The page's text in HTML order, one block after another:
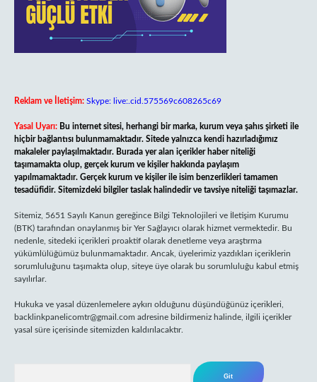
Reklam ve İletişim: Skype: live:.cid.575569c608265c69
Yasal Uyarı: Bu internet sitesi, herhangi bir marka, kurum veya şahıs şirketi ile
hiçbir bağlantısı bulunmamaktadır. Sitede yalnızca kendi hazırladığımız
makaleler paylaşılmaktadır. Burada yer alan içerikler haber niteliği
taşımamakta olup, gerçek kurum ve kişiler hakkında paylaşım
yapılmamaktadır. Gerçek kurum ve kişiler ile isim benzerlikleri tamamen
tesadüfidir. Sitemizdeki bilgiler taslak halindedir ve tavsiye niteliği taşımazlar.
Sitemiz, 5651 Sayılı Kanun gereğince Bilgi Teknolojileri ve İletişim Kurumu
(BTK) tarafından onaylanmış bir Yer Sağlayıcı olarak hizmet vermektedir. Bu
nedenle, sitedeki içerikleri proaktif olarak denetleme veya araştırma
yükümlülüğümüz bulunmamaktadır. Ancak, üyelerimiz yazdıkları içeriklerin
sorumluluğunu taşımakta olup, siteye üye olarak bu sorumluluğu kabul etmiş
sayılırlar.
Hukuka ve yasal düzenlemelere aykırı olduğunu düşündüğünüz içerikleri,
backlinkpanelicomtr@gmail.com adresine bildirmeniz halinde, ilgili içerikler
yasal süre içerisinde sitemizden kaldırılacaktır.